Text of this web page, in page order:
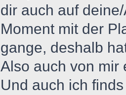
dir auch auf
Moment mit der
gange, deshalb
Also auch von mir
Und auch ich